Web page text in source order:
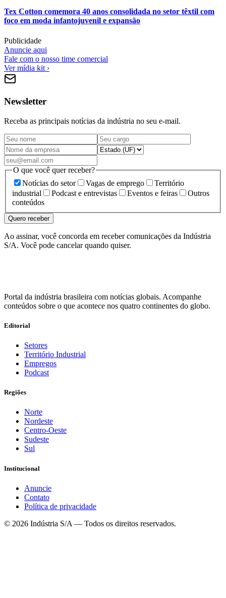
Tex Cotton comemora 40 anos consolidada no setor têxtil com
foco em moda infantojuvenil e expansão
Publicidade
Anuncie aqui
Fale com o nosso time comercial
Ver mídia kit ›
Newsletter
Receba as principais notícias da indústria no seu e-mail.
O que você quer receber?
Notícias do setor
Vagas de emprego
Território
industrial
Podcast e entrevistas Eventos e feiras
Outros
conteúdos
Quero receber
Ao assinar, você concorda em receber comunicações da Indústria
S/A. Você pode cancelar quando quiser.
Portal da indústria brasileira com notícias globais. Acompanhe
conteúdos sobre o que acontece nos quatro continentes do globo.
Editorial
Setores
Território Industrial
Empregos
Podcast
Regiões
Norte
Nordeste
Centro-Oeste
Sudeste
Sul
Institucional
Anuncie
Contato
Política de privacidade
© 2026 Indústria S/A — Todos os direitos reservados.